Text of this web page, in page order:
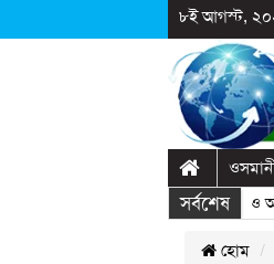
৮ই আগস্ট,
সর্বশেষ
স্কুলে দুপ্রক’র অনুষ্ঠান: ছুটির পরও
হোম